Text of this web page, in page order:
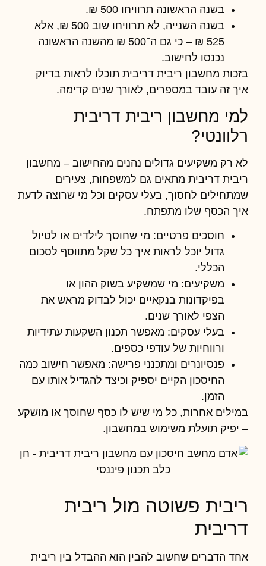
בשנה הראשונה תרוויחו 500 ₪.
בשנה השנייה, לא תרוויחו שוב 500 ₪, אלא
525 ₪ – כי גם ה־500 ₪ מהשנה הראשונה
נכנסו לחישוב.
בזכות מחשבון ריבית דריבית תוכלו לראות בדיוק
איך זה עובד במספרים, לאורך שנים קדימה.
למי מחשבון ריבית דריבית
רלוונטי?
לא רק משקיעים גדולים נהנים מהחישוב – מחשבון
ריבית דריבית מתאים גם למשפחות, צעירים
שמתחילים לחסוך, בעלי עסקים וכל מי שרוצה לדעת
איך הכסף שלו מתפתח.
חוסכים פרטיים: מי שחוסך לילדים או לטיול
גדול יוכל לראות איך כל שקל מתווסף לסכום
הכללי.
משקיעים: מי שמשקיע בשוק ההון או
בפיקדונות בנקאיים יכול לבדוק מראש את
הצפי לאורך שנים.
בעלי עסקים: מאפשר תכנון השקעות עתידיות
ורווחיות של עודפי כספים.
פנסיונרים ומתכנני פרישה: מאפשר חישוב כמה
החיסכון הקיים יספיק וכיצד להגדיל אותו עם
הזמן.
במילים אחרות, כל מי שיש לו כסף שחוסך או מושקע
– יפיק תועלת משימוש במחשבון.
ריבית פשוטה מול ריבית
דריבית
אחד הדברים שחשוב להבין הוא ההבדל בין ריבית